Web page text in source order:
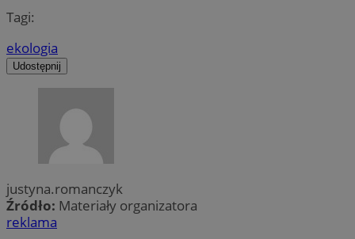
Tagi:
ekologia
Udostępnij
justyna.romanczyk
Źródło: Materiały organizatora
reklama